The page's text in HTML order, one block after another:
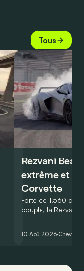
Tous
Rezvani
extrême et
Corvette
Forte de 1.560 ch
couple, la Rezvani
10 Aoû 2026 Chevrolet